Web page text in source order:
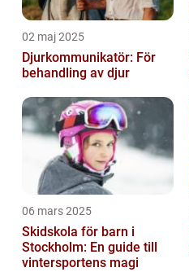
02 maj 2025
Djurkommunikatör: För
behandling av djur
06 mars 2025
Skidskola för barn i
Stockholm: En guide till
vintersportens magi